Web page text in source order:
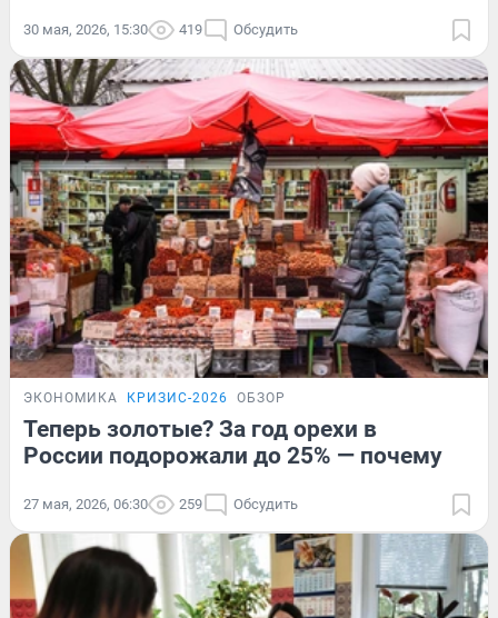
30 мая, 2026, 15:30 419 Обсудить
ЭКОНОМИКА КРИЗИС-2026 ОБЗОР
Теперь золотые? За год орехи в
России подорожали до 25% — почему
27 мая, 2026, 06:30 259 Обсудить